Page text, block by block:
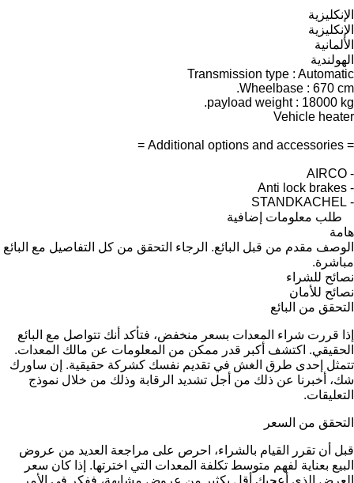
الإنكليزية
الإنكليزية
الألمانية
الهولندية
Transmission type : Automatic
Wheelbase : 670 cm.
payload weight : 18000 kg.
Vehicle heater
= Additional options and accessories =
- AIRCO
- Anti lock brakes
- STANDKACHEL
طلب معلومات إضافية
هامة
الوصف مقدم من قبل البائع. الرجاء التحقق من كل التفاصيل مع البائع
مباشرة.
نصائح للشراء
نصائح للأمان
التحقق من البائع
إذا قررت شراء المعدات بسعر منخفض، فتأكد أنك تتواصل مع البائع
الحقيقي. اكتشف أكبر قدر ممكن من المعلومات عن مالك المعدات.
تتمثل إحدى طرق الغش في تقديم نفسك كشركة حقيقية. إن ساورك
شك، أخبرنا عن ذلك من أجل تشديد الرقابة وذلك من خلال نموذج
التعليقات.
التحقق من السعر
قبل أن تقرر القيام بالشراء، احرص على مراجعة العديد من عروض
البيع بعناية لفهم متوسط تكلفة المعدات التي اخترتها. إذا كان سعر
العرض الذي أعجبك أقل بكثير من عروض مشابهة، ففكر في الأمر